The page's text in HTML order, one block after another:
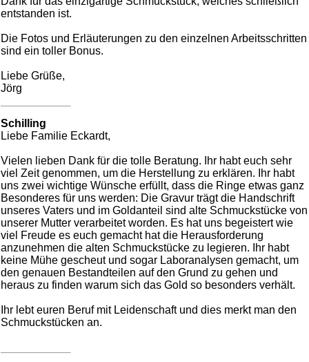
entstanden ist.
Die Fotos und Erläuterungen zu den einzelnen Arbeitsschritten
sind ein toller Bonus.
Liebe Grüße,
Jörg
Schilling
Liebe Familie Eckardt,
Vielen lieben Dank für die tolle Beratung. Ihr habt euch sehr
viel Zeit genommen, um die Herstellung zu erklären. Ihr habt
uns zwei wichtige Wünsche erfüllt, dass die Ringe etwas ganz
Besonderes für uns werden: Die Gravur trägt die Handschrift
unseres Vaters und im Goldanteil sind alte Schmuckstücke von
unserer Mutter verarbeitet worden. Es hat uns begeistert wie
viel Freude es euch gemacht hat die Herausforderung
anzunehmen die alten Schmuckstücke zu legieren. Ihr habt
keine Mühe gescheut und sogar Laboranalysen gemacht, um
den genauen Bestandteilen auf den Grund zu gehen und
heraus zu finden warum sich das Gold so besonders verhält.
Ihr lebt euren Beruf mit Leidenschaft und dies merkt man den
Schmuckstücken an.